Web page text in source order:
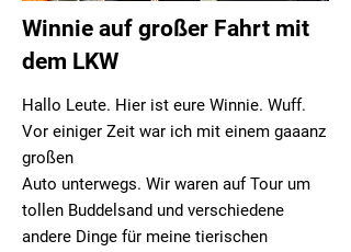
Winnie auf großer Fahrt mit
dem LKW
Hallo Leute. Hier ist eure Winnie. Wuff.
Vor einiger Zeit war ich mit einem gaaanz
großen
Auto unterwegs. Wir waren auf Tour um
tollen Buddelsand und verschiedene
andere Dinge für meine tierischen